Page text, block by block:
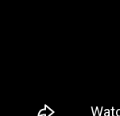
THE NORTH FACE